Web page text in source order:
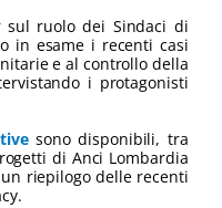
sul ruolo dei Sindaci di
in esame i recenti casi
e al controllo della
i protagonisti
sono disponibili, tra
di Anci Lombardia
riepilogo delle recenti